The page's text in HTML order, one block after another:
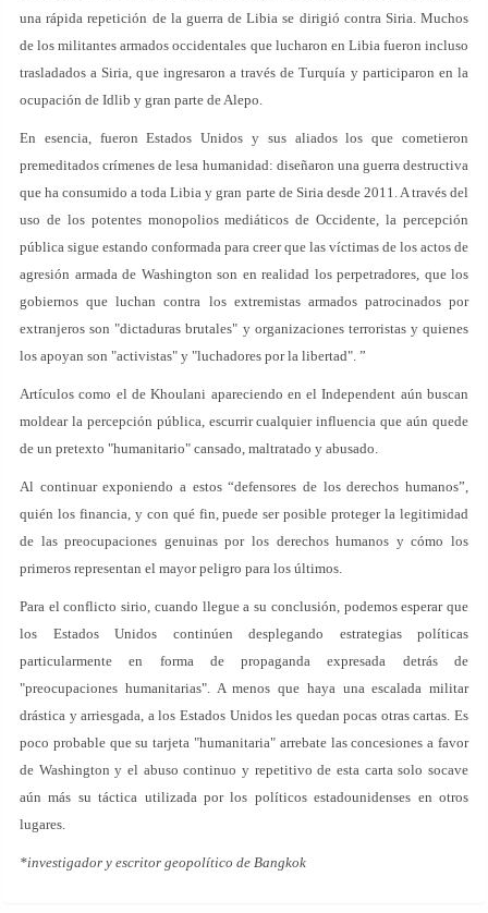
una rápida repetición de la guerra de Libia se dirigió contra Siria. Muchos
de los militantes armados occidentales que lucharon en Libia fueron incluso
trasladados a Siria, que ingresaron a través de Turquía y participaron en la
ocupación de Idlib y gran parte de Alepo.
En esencia, fueron Estados Unidos y sus aliados los que cometieron
premeditados crímenes de lesa humanidad: diseñaron una guerra destructiva
que ha consumido a toda Libia y gran parte de Siria desde 2011. A través del
uso de los potentes monopolios mediáticos de Occidente, la percepción
pública sigue estando conformada para creer que las víctimas de los actos de
agresión armada de Washington son en realidad los perpetradores, que los
gobiernos que luchan contra los extremistas armados patrocinados por
extranjeros son "dictaduras brutales" y organizaciones terroristas y quienes
los apoyan son "activistas" y "luchadores por la libertad". ”
Artículos como el de Khoulani apareciendo en el Independent aún buscan
moldear la percepción pública, escurrir cualquier influencia que aún quede
de un pretexto "humanitario" cansado, maltratado y abusado.
Al continuar exponiendo a estos “defensores de los derechos humanos”,
quién los financia, y con qué fin, puede ser posible proteger la legitimidad
de las preocupaciones genuinas por los derechos humanos y cómo los
primeros representan el mayor peligro para los últimos.
Para el conflicto sirio, cuando llegue a su conclusión, podemos esperar que
los Estados Unidos continúen desplegando estrategias políticas
particularmente en forma de propaganda expresada detrás de
"preocupaciones humanitarias". A menos que haya una escalada militar
drástica y arriesgada, a los Estados Unidos les quedan pocas otras cartas. Es
poco probable que su tarjeta "humanitaria" arrebate las concesiones a favor
de Washington y el abuso continuo y repetitivo de esta carta solo socave
aún más su táctica utilizada por los políticos estadounidenses en otros
lugares.
*investigador y escritor geopolítico de Bangkok